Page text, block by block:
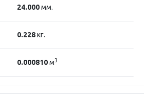
24.000мм.
0.228кг.
0.000810м3